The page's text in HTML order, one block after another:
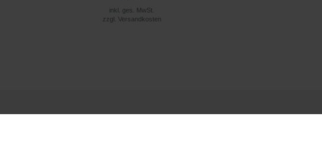
inkl. ges. MwSt.
zzgl. Versandkosten